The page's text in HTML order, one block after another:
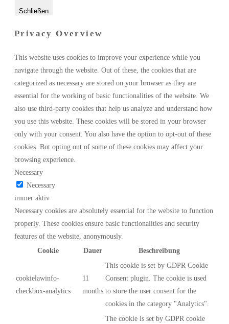
Schließen
Privacy Overview
This website uses cookies to improve your experience while you
navigate through the website. Out of these, the cookies that are
categorized as necessary are stored on your browser as they are
essential for the working of basic functionalities of the website. We
also use third-party cookies that help us analyze and understand how
you use this website. These cookies will be stored in your browser
only with your consent. You also have the option to opt-out of these
cookies. But opting out of some of these cookies may affect your
browsing experience.
Necessary
Necessary
immer aktiv
Necessary cookies are absolutely essential for the website to function
properly. These cookies ensure basic functionalities and security
features of the website, anonymously.
Cookie
Dauer Beschreibung
cookielawinfo-
checkbox-analytics
11
months
This cookie is set by GDPR Cookie
Consent plugin. The cookie is used
to store the user consent for the
cookies in the category "Analytics".
The cookie is set by GDPR cookie